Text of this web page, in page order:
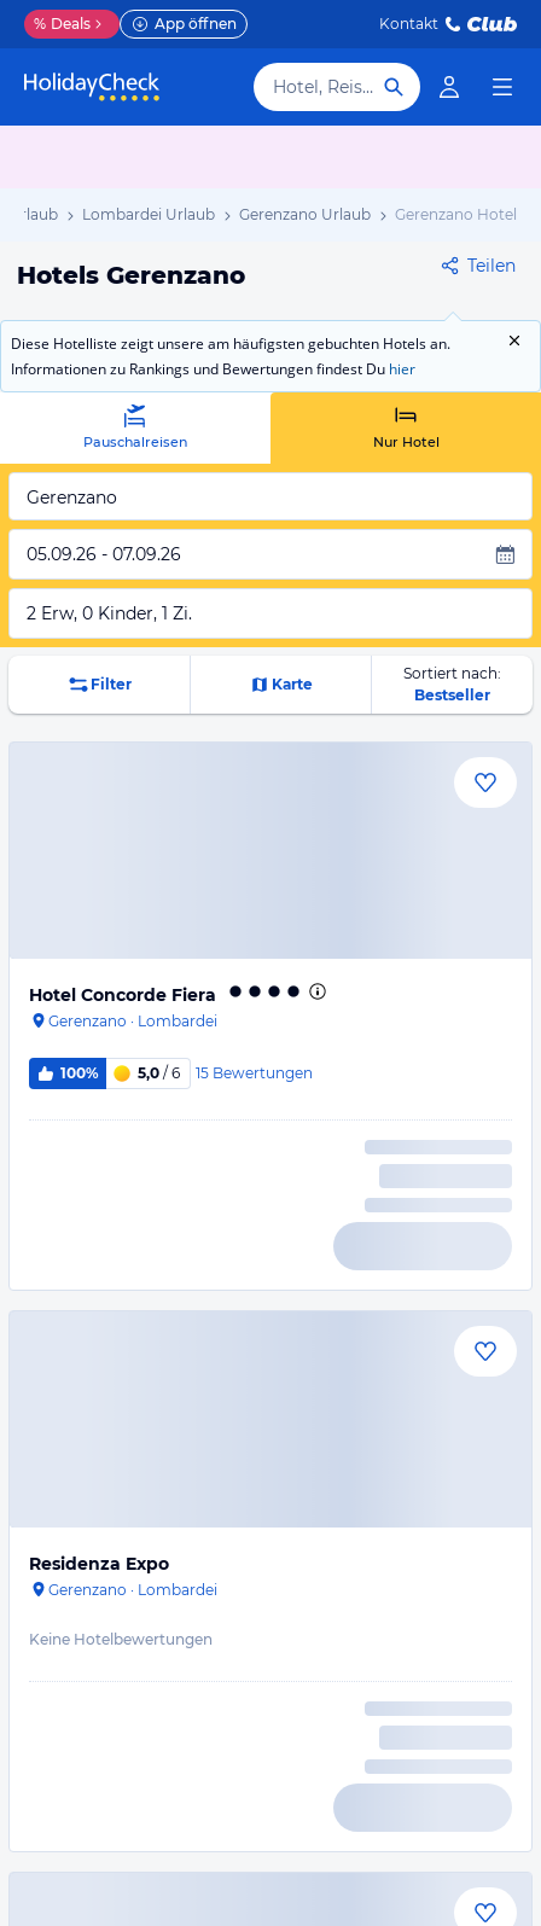
% Deals App öffnen Kontakt
Hotel, Reiseziel
Urlaub Lombardei Urlaub Gerenzano Urlaub Gerenzano Hotels
Hotels Gerenzano Teilen
Diese Hotelliste zeigt unsere am häufigsten gebuchten Hotels an.
Informationen zu Rankings und Bewertungen findest Du hier
Pauschalreisen Nur Hotel
Gerenzano
05.09.26 - 07.09.26
2 Erw, 0 Kinder, 1 Zi.
Filter Karte
Sortiert nach:
Bestseller
Hotel Concorde Fiera
Gerenzano · Lombardei
100% 5,0 / 6 15 Bewertungen
Residenza Expo
Gerenzano · Lombardei
Keine Hotelbewertungen